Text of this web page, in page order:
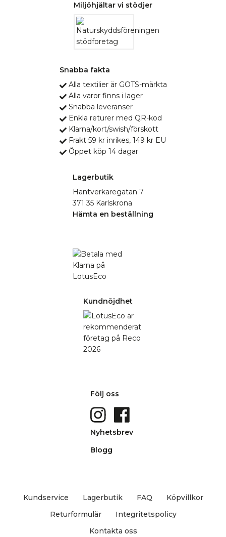
Miljöhjältar vi stödjer
Snabba fakta
Alla textilier är GOTS-märkta
Alla varor finns i lager
Snabba leveranser
Enkla returer med QR-kod
Klarna/kort/swish/förskott
Frakt 59 kr inrikes, 149 kr EU
Öppet köp 14 dagar
Lagerbutik
Hantverkaregatan 7
371 35 Karlskrona
Hämta en beställning
Kundnöjdhet
Följ oss
Nyhetsbrev
Blogg
Kundservice Lagerbutik FAQ
Köpvillkor
Returformulär
Integritetspolicy
Kontakta oss